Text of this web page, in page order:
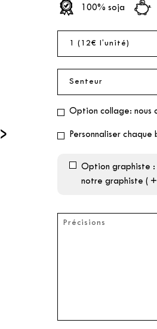
›
100% soja
Option collage: nous
Personnaliser
Option graphiste :
notre graphiste (